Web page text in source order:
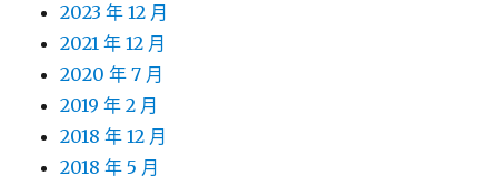
2023 年 12 月
2021 年 12 月
2020 年 7 月
2019 年 2 月
2018 年 12 月
2018 年 5 月